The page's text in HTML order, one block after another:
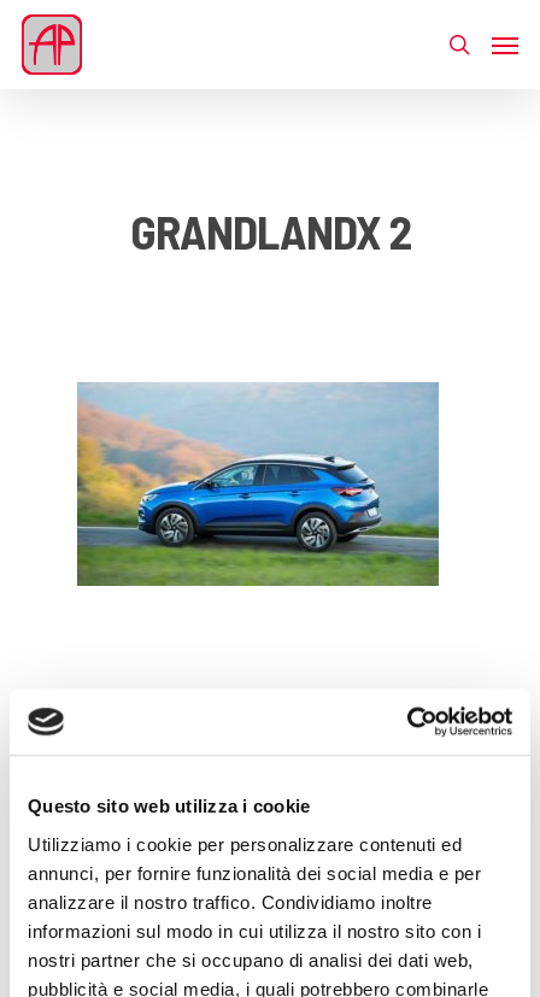
Questo sito web utilizza i cookie
Utilizziamo i cookie per personalizzare contenuti ed
annunci, per fornire funzionalità dei social media e per
analizzare il nostro traffico. Condividiamo inoltre
informazioni sul modo in cui utilizza il nostro sito con i
nostri partner che si occupano di analisi dei dati web,
pubblicità e social media, i quali potrebbero combinarle
GRANDLANDX 2
Leave a Reply